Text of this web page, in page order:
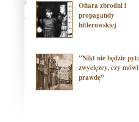
Ofiara zbrodni i
propagandy
hitlerowskiej
"Nikt nie będzie pytał
zwycięzcy, czy mówi
prawdę”